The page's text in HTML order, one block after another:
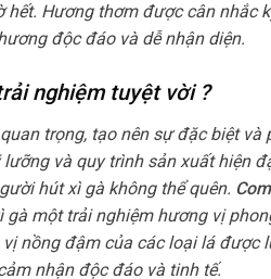
hết. Hương thơm được cân nhắc
độc đáo và dễ nhận diện.
nghiệm tuyệt vời ?
trọng, tạo nên sự đặc biệt và
và quy trình sản xuất hiện
hút xì gà không thể quên.
một trải nghiệm hương vị
nồng đậm của các loại lá được
nhận độc đáo và tinh tế.